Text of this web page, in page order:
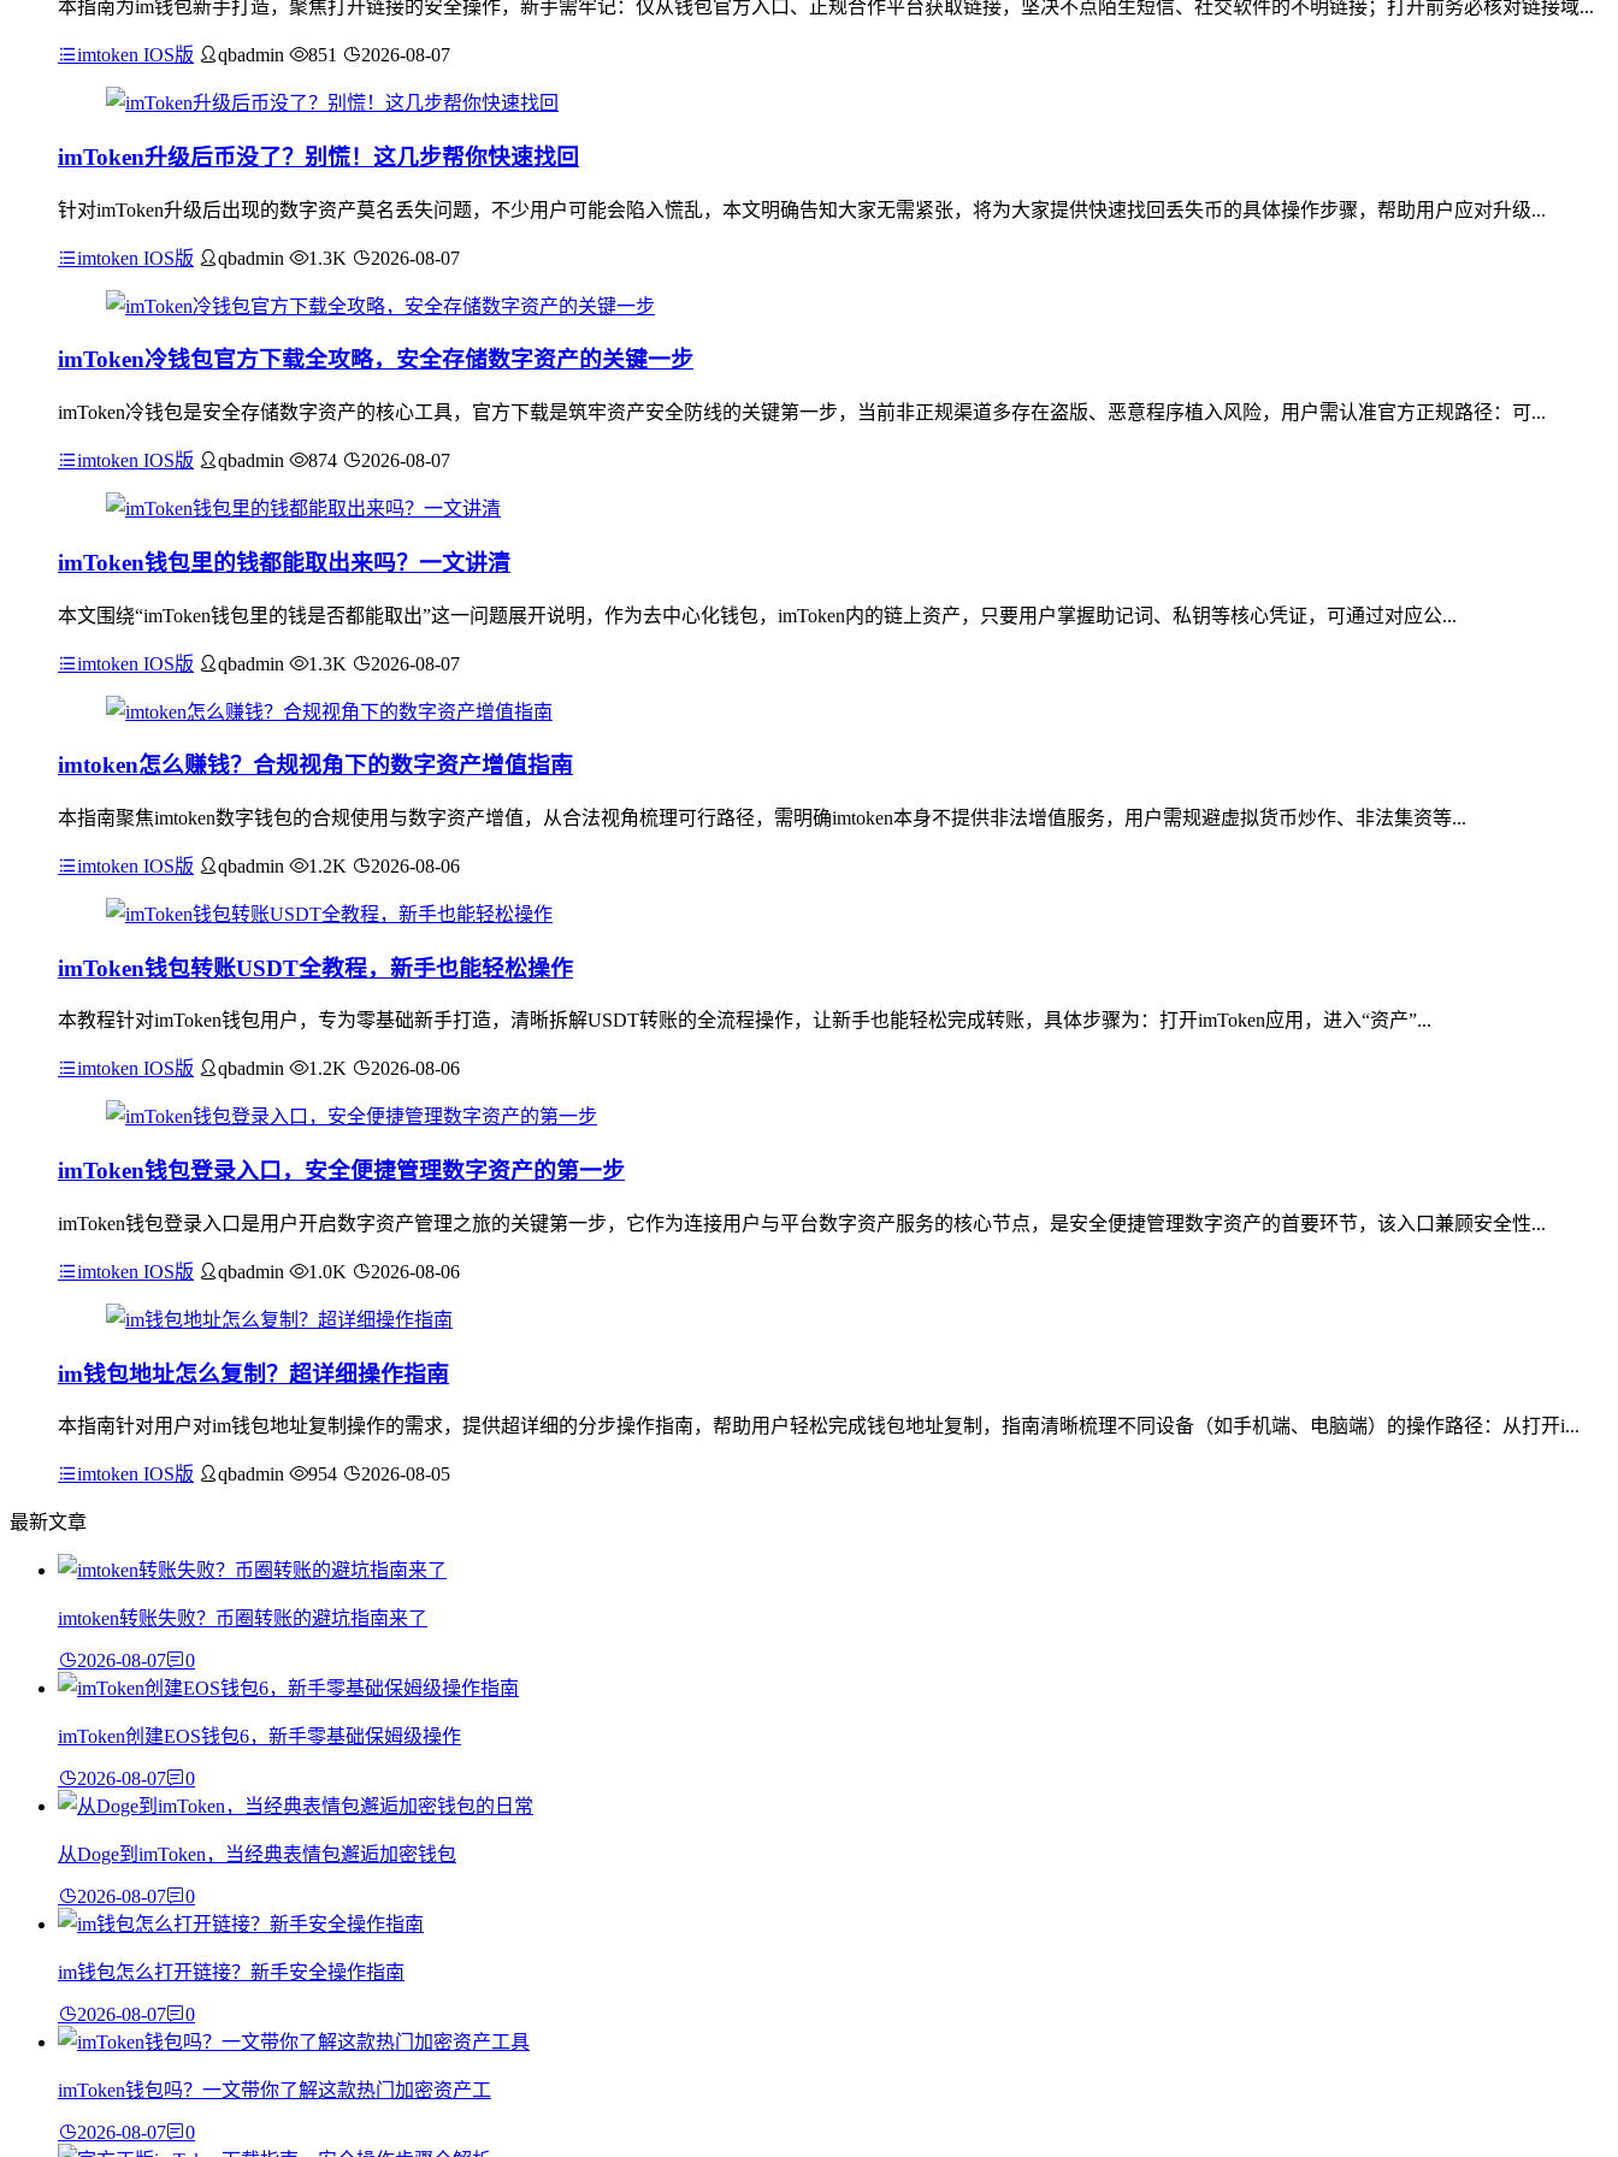
本指南为im钱包新手打造，聚焦打开链接的安全操作，新手需牢记：仅从钱包官方入口、正规合作平台获取链接，坚决不点陌生短信、社交软件的不明链接；打开前务必核对链接域...
imtoken IOS版 qbadmin 851 2026-08-07
imToken升级后币没了？别慌！这几步帮你快速找回
针对imToken升级后出现的数字资产莫名丢失问题，不少用户可能会陷入慌乱，本文明确告知大家无需紧张，将为大家提供快速找回丢失币的具体操作步骤，帮助用户应对升级...
imtoken IOS版 qbadmin 1.3K 2026-08-07
imToken冷钱包官方下载全攻略，安全存储数字资产的关键一步
imToken冷钱包是安全存储数字资产的核心工具，官方下载是筑牢资产安全防线的关键第一步，当前非正规渠道多存在盗版、恶意程序植入风险，用户需认准官方正规路径：可...
imtoken IOS版 qbadmin 874 2026-08-07
imToken钱包里的钱都能取出来吗？一文讲清
本文围绕“imToken钱包里的钱是否都能取出”这一问题展开说明，作为去中心化钱包，imToken内的链上资产，只要用户掌握助记词、私钥等核心凭证，可通过对应公...
imtoken IOS版 qbadmin 1.3K 2026-08-07
imtoken怎么赚钱？合规视角下的数字资产增值指南
本指南聚焦imtoken数字钱包的合规使用与数字资产增值，从合法视角梳理可行路径，需明确imtoken本身不提供非法增值服务，用户需规避虚拟货币炒作、非法集资等...
imtoken IOS版 qbadmin 1.2K 2026-08-06
imToken钱包转账USDT全教程，新手也能轻松操作
本教程针对imToken钱包用户，专为零基础新手打造，清晰拆解USDT转账的全流程操作，让新手也能轻松完成转账，具体步骤为：打开imToken应用，进入“资产”...
imtoken IOS版 qbadmin 1.2K 2026-08-06
imToken钱包登录入口，安全便捷管理数字资产的第一步
imToken钱包登录入口是用户开启数字资产管理之旅的关键第一步，它作为连接用户与平台数字资产服务的核心节点，是安全便捷管理数字资产的首要环节，该入口兼顾安全性...
imtoken IOS版 qbadmin 1.0K 2026-08-06
im钱包地址怎么复制？超详细操作指南
本指南针对用户对im钱包地址复制操作的需求，提供超详细的分步操作指南，帮助用户轻松完成钱包地址复制，指南清晰梳理不同设备（如手机端、电脑端）的操作路径：从打开i...
imtoken IOS版 qbadmin 954 2026-08-05
最新文章
imtoken转账失败？币圈转账的避坑指南来了
2026-08-07 0
imToken创建EOS钱包6，新手零基础保姆级操作
2026-08-07 0
从Doge到imToken，当经典表情包邂逅加密钱包
2026-08-07 0
im钱包怎么打开链接？新手安全操作指南
2026-08-07 0
imToken钱包吗？一文带你了解这款热门加密资产工
2026-08-07 0